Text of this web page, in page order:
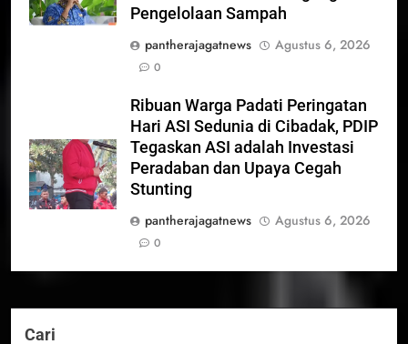
Pengelolaan Sampah
pantherajagatnews
Agustus 6, 2026
0
Ribuan Warga Padati Peringatan
Hari ASI Sedunia di Cibadak, PDIP
Tegaskan ASI adalah Investasi
Peradaban dan Upaya Cegah
Stunting
pantherajagatnews
Agustus 6, 2026
0
Cari